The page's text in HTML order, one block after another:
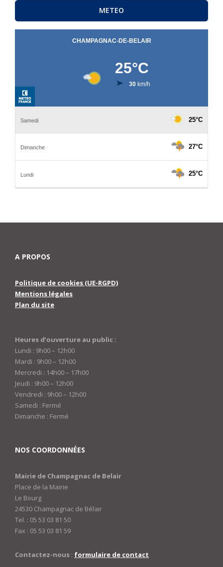
METEO
A PROPOS
Politique de cookies (UE-RGPD)
Mentions légales
Plan du site
Heures d’ouverture au public :
Lundi : 9h00 – 12h00
Mardi : 9h00 – 12h00
Mercredi : 14h00 – 17h00
Jeudi : 9h00 – 12h00
Vendredi : 9h00 – 12h00
Samedi : Fermé
Dimanche : Fermé
NOS COORDONNÉES
Mairie de Champagnac de Belair
Place de la Mairie
Le Bourg
24530 Champagnac de Bélair
Tel. : 05 53 03 81 50
Fax : 05 53 03 81 59
Contactez-nous : formulaire de contact